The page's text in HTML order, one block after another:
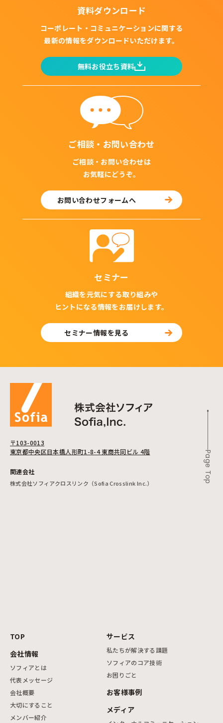
資料ダウンロード
コーポレート・コミュニケーションに関する
最新の情報をダウンロードいただけます。
無料お役立ち資料
ご相談・お問い合わせ
ご相談・お問い合わせは
お気軽にどうぞ。
お問い合わせフォームへ
セミナー
組織を元気にする取り組みや
ヒントになる情報をお届けします。
セミナー情報を見る
〒103-0013
東京都中央区日本橋人形町1-8-4 東商共同ビル 4階
関連会社
株式会社ソフィアクロスリンク（Sofia Crosslink Inc.）
TOP
会社情報
ソフィアとは
代表メッセージ
会社概要
大切にすること
メンバー紹介
サービス
私たちが解決する課題
ソフィアのコア技術
お困りごと
お客様事例
メディア
Page Top